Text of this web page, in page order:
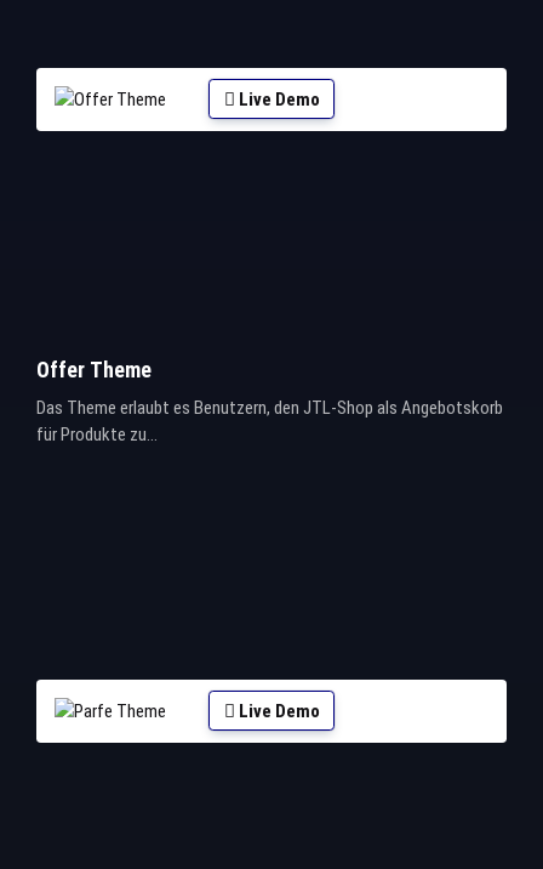
Live Demo
Offer Theme
Das Theme erlaubt es Benutzern, den JTL-Shop als Angebotskorb
für Produkte zu...
Live Demo